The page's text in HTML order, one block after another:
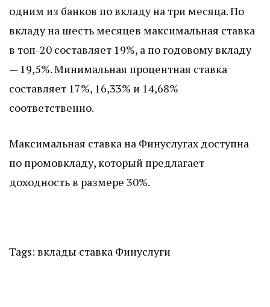
одним из банков по вкладу на три месяца. По
вкладу на шесть месяцев максимальная ставка
в топ-20 составляет 19%, а по годовому вкладу
— 19,5%. Минимальная процентная ставка
составляет 17%, 16,33% и 14,68%
соответственно.
Максимальная ставка на Финуслугах доступна
по промовкладу, который предлагает
доходность в размере 30%.
Tags: вклады ставка Финуслуги